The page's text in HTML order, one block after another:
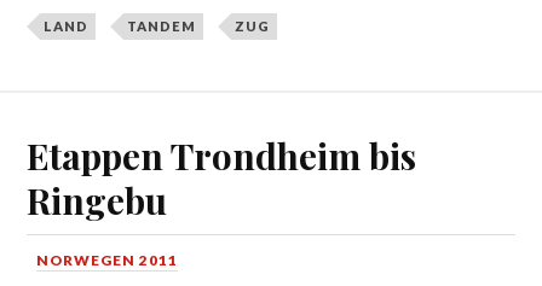
LAND TANDEM ZUG
Etappen Trondheim bis
Ringebu
NORWEGEN 2011